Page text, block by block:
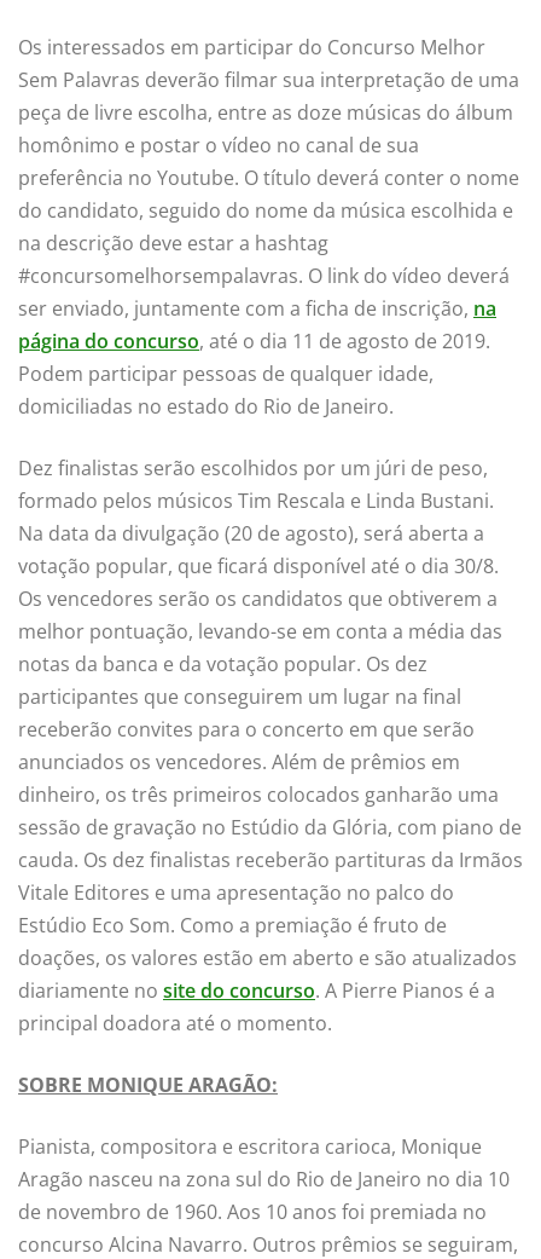
Os interessados em participar do Concurso Melhor
Sem Palavras deverão filmar sua interpretação de uma
peça de livre escolha, entre as doze músicas do álbum
homônimo e postar o vídeo no canal de sua
preferência no Youtube. O título deverá conter o nome
do candidato, seguido do nome da música escolhida e
na descrição deve estar a hashtag
#concursomelhorsempalavras. O link do vídeo deverá
ser enviado, juntamente com a ficha de inscrição, na
página do concurso, até o dia 11 de agosto de 2019.
Podem participar pessoas de qualquer idade,
domiciliadas no estado do Rio de Janeiro.
Dez finalistas serão escolhidos por um júri de peso,
formado pelos músicos Tim Rescala e Linda Bustani.
Na data da divulgação (20 de agosto), será aberta a
votação popular, que ficará disponível até o dia 30/8.
Os vencedores serão os candidatos que obtiverem a
melhor pontuação, levando-se em conta a média das
notas da banca e da votação popular. Os dez
participantes que conseguirem um lugar na final
receberão convites para o concerto em que serão
anunciados os vencedores. Além de prêmios em
dinheiro, os três primeiros colocados ganharão uma
sessão de gravação no Estúdio da Glória, com piano de
cauda. Os dez finalistas receberão partituras da Irmãos
Vitale Editores e uma apresentação no palco do
Estúdio Eco Som. Como a premiação é fruto de
doações, os valores estão em aberto e são atualizados
diariamente no site do concurso. A Pierre Pianos é a
principal doadora até o momento.
SOBRE MONIQUE ARAGÃO:
Pianista, compositora e escritora carioca, Monique
Aragão nasceu na zona sul do Rio de Janeiro no dia 10
de novembro de 1960. Aos 10 anos foi premiada no
concurso Alcina Navarro. Outros prêmios se seguiram,